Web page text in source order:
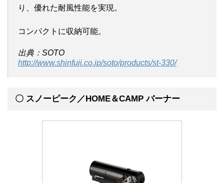
り、優れた耐風性能を実現。
コンパクトに収納可能。
出典：SOTO
http://www.shinfuji.co.jp/soto/products/st-330/
〇 スノーピーク／HOME＆CAMP バーナー